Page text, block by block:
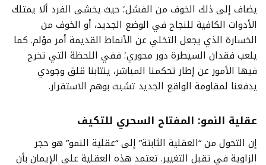
يضاف إلى ذلك الخوف من الفشل؛ حيث يخشى الفرد ألا يمتلك
الأدوات الكافية للنجاح في الوضع الجديد، أو الخوف من
الخسارة الذي يجعل التخلي عن الأنماط القديمة أمر مؤلم. كما
يلعب فقدان السيطرة دور محوري؛ ففي اللحظة التي تخرج
فيها الأمور عن إطار تحكمنا المباشر، ينتابنا قلق وجودي
يدفعنا لمقاومة الواقع الجديد تشبث بوهم الاستقرار.
عقلية النمو: المفتاح السحري للتكيف
إن التحول من “العقلية الثابتة” إلى “عقلية النمو” هو حجر
الزاوية في تقبل التغيير. تعتمد هذه العقلية على الإيمان بأن